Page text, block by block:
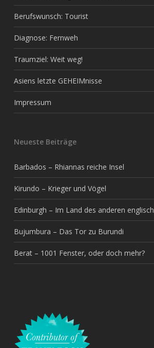
Berufswunsch: Tourist
Diagnose: Fernweh
Traumziel: Weit weg!
Asiens letzte GEHEIMnisse
Impressum
Neueste Beiträge
Barbados – Rhiannas reiche Insel
Kirundo – Krieger und Vögel
Edinburgh – Im Land des anderen englisch
Bujumbura – Das Tor zu Burundi
Berat – 1001 Fenster, oder doch mehr?